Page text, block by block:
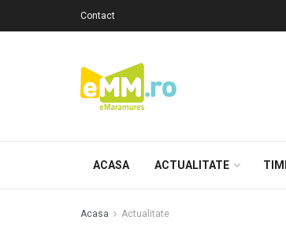
Contact
ACASA ACTUALITATE
Acasa Actualitate